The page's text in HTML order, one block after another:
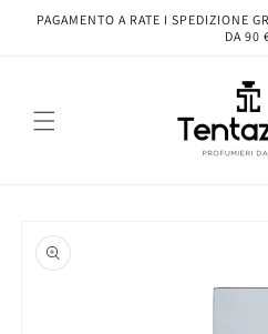
direttamente
PAGAMENTO A RATE I SPEDIZIONE
DA 90
informazioni
sul prodotto